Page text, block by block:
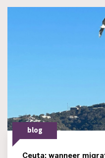
blog
Ceuta: wanneer